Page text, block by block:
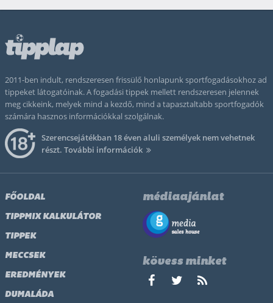
2011-ben indult, rendszeresen frissülő honlapunk sportfogadásokhoz ad
tippeket látogatóinak. A fogadási tippek mellett rendszeresen jelennek
meg cikkeink, melyek mind a kezdő, mind a tapasztaltabb sportfogadók
számára hasznos információkkal szolgálnak.
Szerencsejátékban 18 éven aluli személyek nem vehetnek
részt. További információk
FŐOLDAL
TIPPMIX KALKULÁTOR
TIPPEK
MECCSEK
EREDMÉNYEK
DUMALÁDA
médiaajánlat
kövess minket